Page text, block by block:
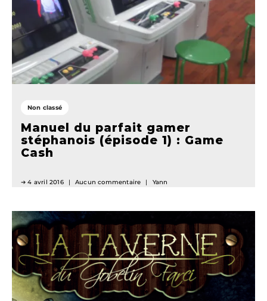
Non classé
Manuel du parfait gamer
stéphanois (épisode 1) : Game
Cash
4 avril 2016 Aucun commentaire Yann